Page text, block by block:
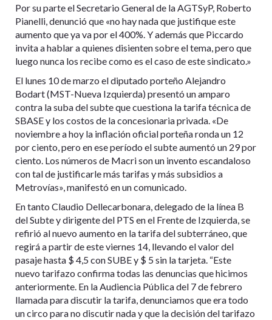
Por su parte el Secretario General de la AGTSyP, Roberto
Pianelli, denunció que «no hay nada que justifique este
aumento que ya va por el 400%. Y además que Piccardo
invita a hablar a quienes disienten sobre el tema, pero que
luego nunca los recibe como es el caso de este sindicato.»
El lunes 10 de marzo el diputado porteño Alejandro
Bodart (MST-Nueva Izquierda) presentó un amparo
contra la suba del subte que cuestiona la tarifa técnica de
SBASE y los costos de la concesionaria privada. «De
noviembre a hoy la inflación oficial porteña ronda un 12
por ciento, pero en ese período el subte aumentó un 29 por
ciento. Los números de Macri son un invento escandaloso
con tal de justificarle más tarifas y más subsidios a
Metrovías», manifestó en un comunicado.
En tanto Claudio Dellecarbonara, delegado de la línea B
del Subte y dirigente del PTS en el Frente de Izquierda, se
refirió al nuevo aumento en la tarifa del subterráneo, que
regirá a partir de este viernes 14, llevando el valor del
pasaje hasta $ 4,5 con SUBE y $ 5 sin la tarjeta. “Este
nuevo tarifazo confirma todas las denuncias que hicimos
anteriormente. En la Audiencia Pública del 7 de febrero
llamada para discutir la tarifa, denunciamos que era todo
un circo para no discutir nada y que la decisión del tarifazo